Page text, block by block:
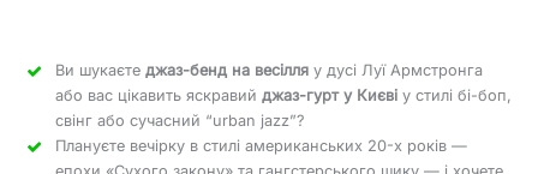
Ви шукаєте джаз-бенд на весілляу дусі Луї Армстронга
або вас цікавить яскравий джаз-гурт у Києвіу стилі бі-боп,
свінг або сучасний “urban jazz”?
Плануєте вечірку в стилі американських 20-х років —